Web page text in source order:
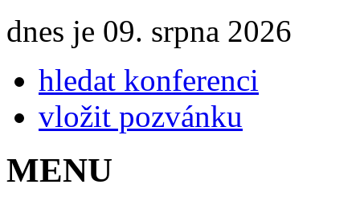
dnes je 09. srpna 2026
hledat konferenci
vložit pozvánku
MENU